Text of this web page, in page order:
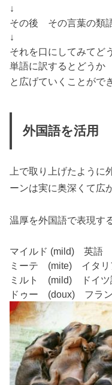
↓
その後 その言葉の類
↓
それを口にしてみてど
単語に訳するとどうか
と広げていくことがで
外国語を活用
上で取り上げたように
ーンは実に奥深くて広
温厚を外国語で表現す
マイルド (mild) 英語
ミーテ (mite) イタリ
ミルト (mild) ドイツ
ドゥー (doux) フラ